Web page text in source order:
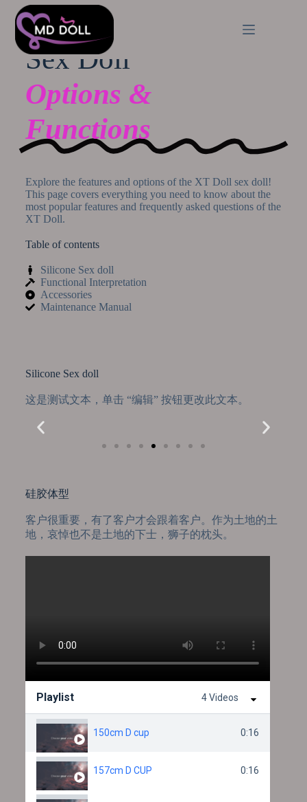
Sex Doll
Options &
Functions
Explore the features and options of the XT Doll sex doll!
This page covers everything you need to know about the
most popular features and frequently asked questions of the
XT Doll.
Table of contents
Silicone Sex doll
Functional Interpretation
Accessories
Maintenance Manual
Silicone Sex doll
这是测试文本，单击 “编辑” 按钮更改此文本。
硅胶体型
客户很重要，有了客户才会跟着客户。作为土地的土
地，哀悼也不是土地的下士，狮子的枕头。
Playlist 4 Videos
150cm D cup 0:16
157cm D CUP 0:16